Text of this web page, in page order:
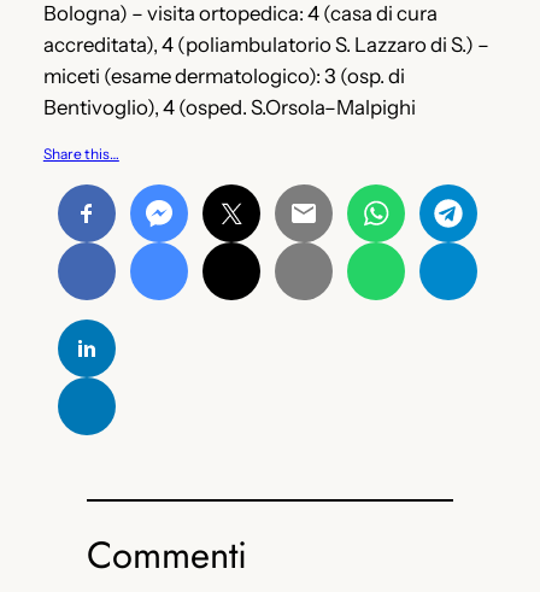
Bologna) – visita ortopedica: 4 (casa di cura
accreditata), 4 (poliambulatorio S. Lazzaro di S.) –
miceti (esame dermatologico): 3 (osp. di
Bentivoglio), 4 (osped. S.Orsola–Malpighi
Share this…
Commenti